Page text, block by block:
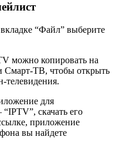
“Файл” выберите
можно копировать на
Смарт-ТВ, чтобы открыть
телевидения.
для
скачать его
приложение
вы найдете